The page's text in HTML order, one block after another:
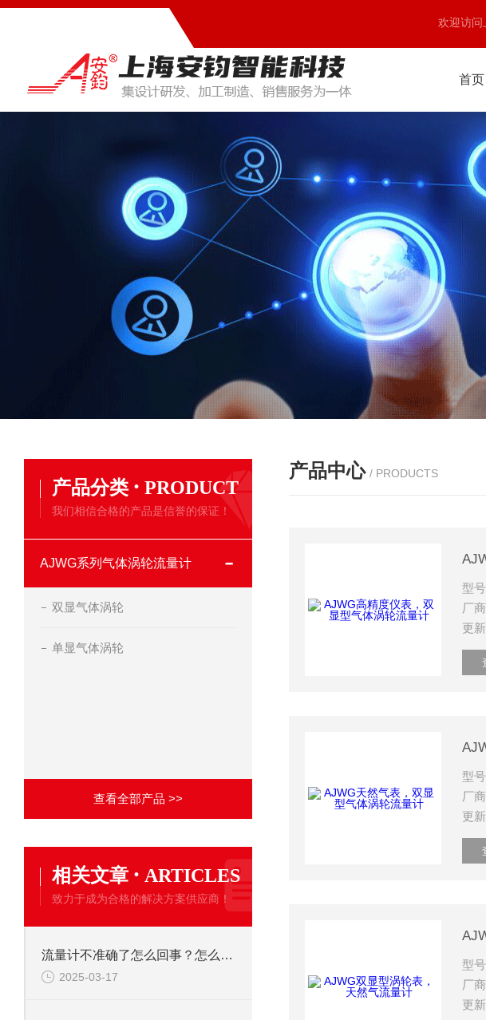
欢迎访问
首页
产品分类 · PRODUCT
我们相信合格的产品是信誉的保证！
AJWG系列气体涡轮流量计
双显气体涡轮
单显气体涡轮
查看全部产品 >>
相关文章 · ARTICLES
致力于成为合格的解决方案供应商！
流量计不准确了怎么回事？怎么处理？
2025-03-17
产品中心 / PRODUCTS
型
厂
更
型
厂
更
型
厂
更